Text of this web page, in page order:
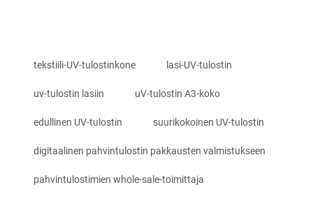
tekstiili-UV-tulostinkone lasi-UV-tulostin
uv-tulostin lasiin uV-tulostin A3-koko
edullinen UV-tulostin suurikokoinen UV-tulostin
digitaalinen pahvintulostin pakkausten valmistukseen
pahvintulostimien whole-sale-toimittaja